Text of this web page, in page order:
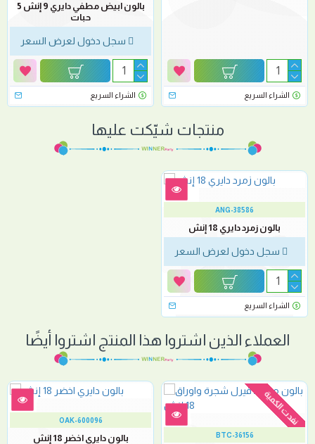
الشراء السريع
بالون ابيض مطفي دايري 9 إنش 5
حبات
سجل دخول لعرض السعر
الشراء السريع
منتجات شيّكت عليها
ANG-38586
بالون زمرد دايري 18 إنش
سجل دخول لعرض السعر
الشراء السريع
العملاء الذين اشتروا هذا المنتج اشتروا أيضًا
نفدت الكمية
BTC-36156
OAK-600096
بالون دايري اخضر 18 إنش